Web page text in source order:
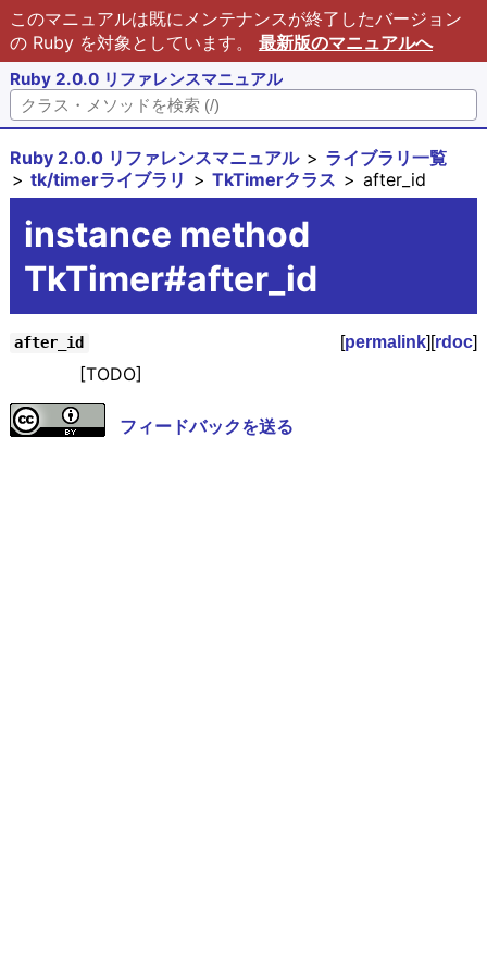
このマニュアルは既にメンテナンスが終了したバージョン
の Ruby を対象としています。 最新版のマニュアルへ
Ruby 2.0.0 リファレンスマニュアル
Ruby 2.0.0 リファレンスマニュアル
ライブラリ一覧
tk/timerライブラリ
TkTimerクラス after_id
instance method
TkTimer#after_id
after_id [permalink][rdoc]
[TODO]
フィードバックを送る